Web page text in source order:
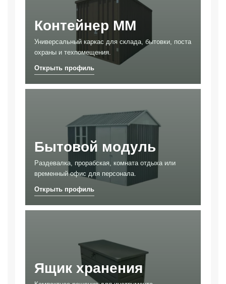
Контейнер ММ
Универсальный каркас для склада, бытовки, поста
охраны и техпомещения.
Бытовой модуль
Раздевалка, прорабская, комната отдыха или
временный офис для персонала.
Ящик хранения